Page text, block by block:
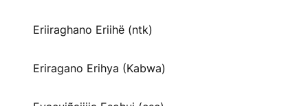
Eriiraghano Eriihë (ntk)
Eriragano Erihya (Kabwa)